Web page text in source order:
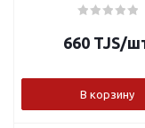
660 TJS/
В корзину